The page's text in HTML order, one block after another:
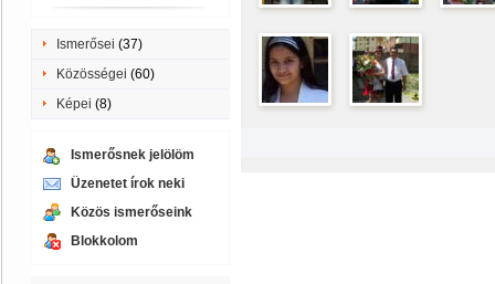
Ismerősei (37)
Közösségei (60)
Képei (8)
Ismerősnek jelölöm
Üzenetet írok neki
Közös ismerőseink
Blokkolom